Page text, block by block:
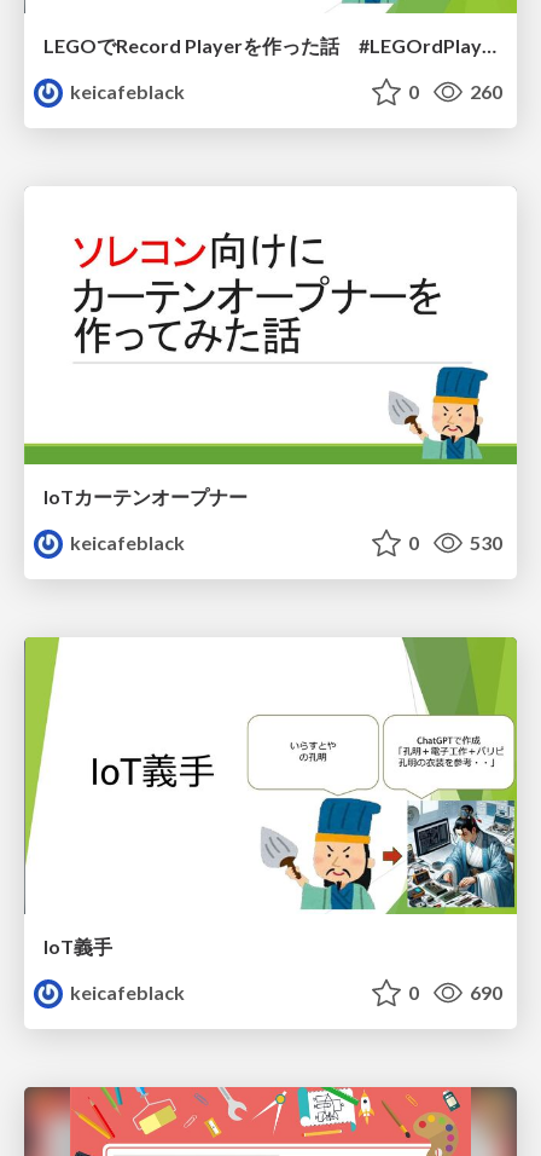
LEGOでRecord Playerを作った話 #LEGOrdPlayer
keicafeblack
0 260
IoTカーテンオープナー
keicafeblack
0 530
IoT義手
keicafeblack
0 690